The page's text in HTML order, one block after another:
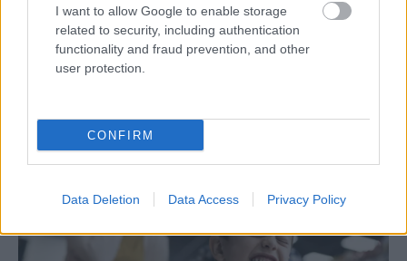
I want to allow Google to enable storage
related to security, including authentication
functionality and fraud prevention, and other
user protection.
CONFIRM
Data Deletion Data Access Privacy Policy
Anyának lenni nem a legegyszerűbb feladat: egyszerre
kell szakácsnak, sofőrnek, takarítónőnek, tanárnak,
pszichológusnak, és coachnak lenni. Ha azonban ezt a 6
dolgot megtanítod a lányodnak, máris sikerre lesztek